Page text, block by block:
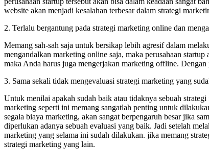
website akan menjadi kesalahan terbesar dalam strategi
2. Terlalu bergantung pada strategi marketing online dan
Memang sah-sah saja untuk bersikap lebih agresif dalam
mengandalkan marketing online saja, maka perusahaan
maka Anda harus juga mengerjakan marketing offline.
3. Sama sekali tidak mengevaluasi strategi marketing yang
Untuk menilai apakah sudah baik atau tidaknya sebuah
marketing seperti ini memang sangatlah penting untuk
segala biaya marketing, akan sangat berpengaruh besar jika
diperlukan adanya sebuah evaluasi yang baik. Jadi setelah
marketing yang selama ini sudah dilakukan. jika memang
strategi marketing yang lain.